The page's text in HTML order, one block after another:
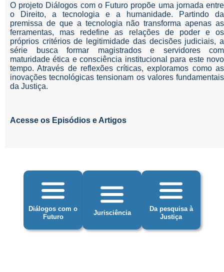
O projeto Diálogos com o Futuro propõe uma jornada entre
o Direito, a tecnologia e a humanidade. Partindo da
premissa de que a tecnologia não transforma apenas as
ferramentas, mas redefine as relações de poder e os
próprios critérios de legitimidade das decisões judiciais, a
série busca formar magistrados e servidores com
maturidade ética e consciência institucional para este novo
tempo. Através de reflexões críticas, exploramos como as
inovações tecnológicas tensionam os valores fundamentais
da Justiça.
Acesse os Episódios e Artigos
Diálogos com o
Futuro
Jurisciência
Da pesquisa à
Justiça